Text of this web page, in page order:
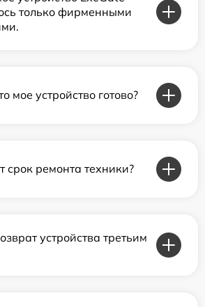
только фирменными
мое устройство готово?
срок ремонта техники?
устройства третьим